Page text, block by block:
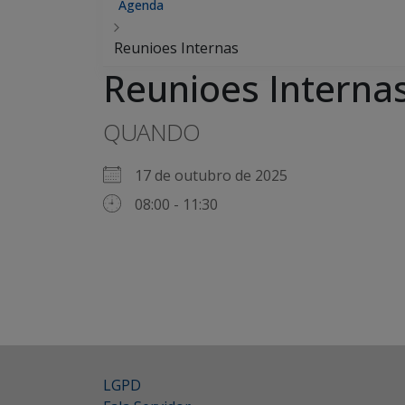
Agenda
Reunioes Internas
Reunioes
QUANDO
17 de outubro de 2025
08:00 - 11:30
LGPD